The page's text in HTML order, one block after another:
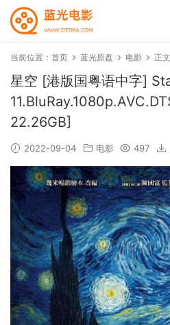
当前位置： 首页 蓝光原盘 电影 正文
星空 [港版国粤语中字]
22.26GB]
2022-09-04 电影 497